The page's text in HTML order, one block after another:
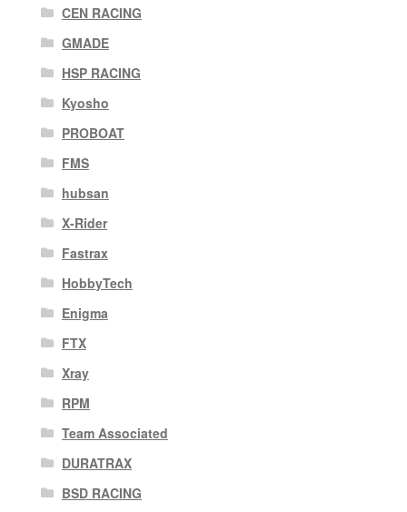
CEN RACING
GMADE
HSP RACING
Kyosho
PROBOAT
FMS
hubsan
X-Rider
Fastrax
HobbyTech
Enigma
FTX
Xray
RPM
Team Associated
DURATRAX
BSD RACING